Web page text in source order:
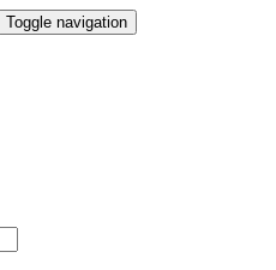
Toggle navigation